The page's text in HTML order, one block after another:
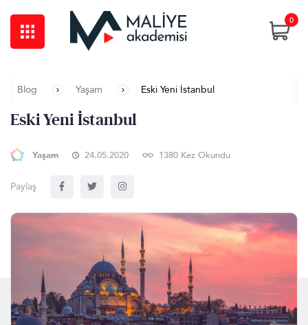
0
Blog Yaşam Eski Yeni İstanbul
Eski Yeni İstanbul
Yaşam 24.05.2020 1380 Kez Okundu
Paylaş